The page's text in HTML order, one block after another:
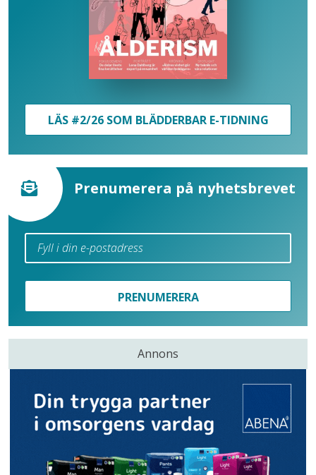
LÄS #2/26 SOM BLÄDDERBAR E-TIDNING
Prenumerera på nyhetsbrevet
PRENUMERERA
Annons